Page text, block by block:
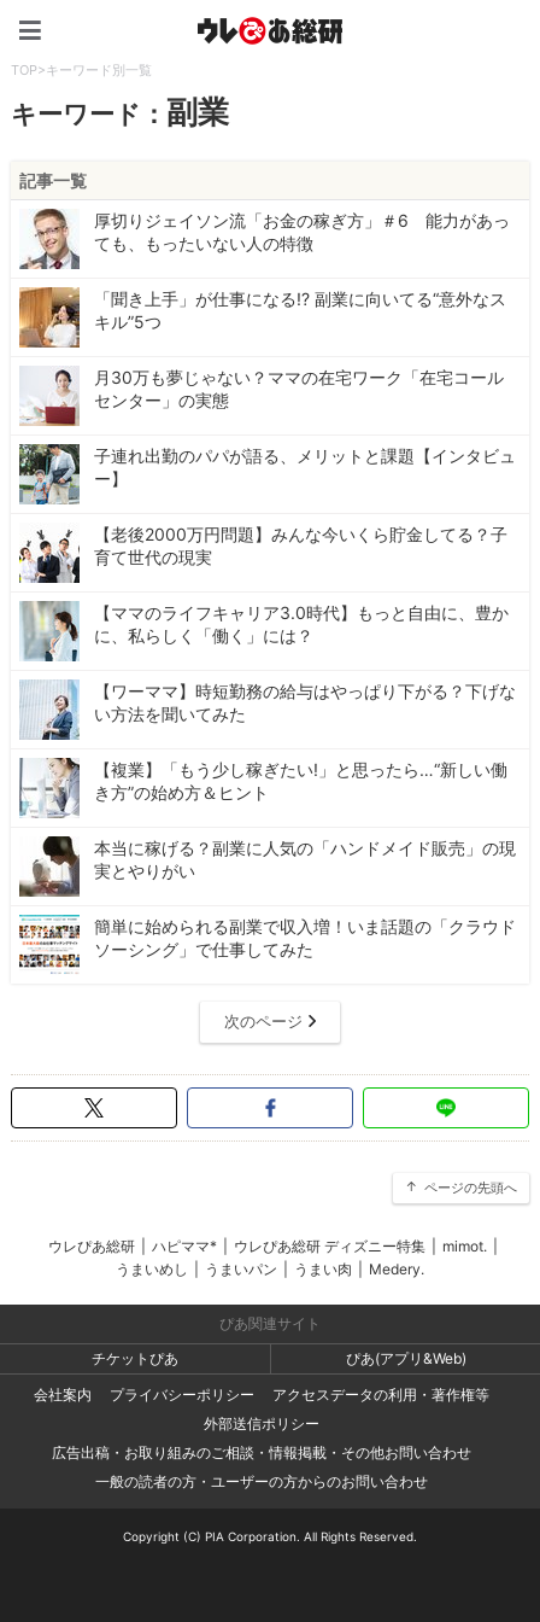
TOP>キーワード別一覧
キーワード： 副業
記事一覧
厚切りジェイソン流「お金の稼ぎ方」＃6 能力があっ
ても、もったいない人の特徴
「聞き上手」が仕事になる!? 副業に向いてる“意外なス
キル”5つ
月30万も夢じゃない？ママの在宅ワーク「在宅コール
センター」の実態
子連れ出勤のパパが語る、メリットと課題【インタビュ
ー】
【老後2000万円問題】みんな今いくら貯金してる？子
育て世代の現実
【ママのライフキャリア3.0時代】もっと自由に、豊か
に、私らしく「働く」には？
【ワーママ】時短勤務の給与はやっぱり下がる？下げな
い方法を聞いてみた
【複業】「もう少し稼ぎたい!」と思ったら…“新しい働
き方”の始め方＆ヒント
本当に稼げる？副業に人気の「ハンドメイド販売」の現
実とやりがい
簡単に始められる副業で収入増！いま話題の「クラウド
ソーシング」で仕事してみた
次のページ
ページの先頭へ
ウレぴあ総研 ハピママ* ウレぴあ総研 ディズニー特集 mimot.
うまいめし
うまいパン うまい肉 Medery.
ぴあ関連サイト
チケットぴあ
ぴあ(アプリ&Web)
会社案内
プライバシーポリシー
アクセスデータの利用・著作権等
外部送信ポリシー
広告出稿・お取り組みのご相談・情報掲載・その他お問い合わせ
一般の読者の方・ユーザーの方からのお問い合わせ
Copyright (C) PIA Corporation. All Rights Reserved.